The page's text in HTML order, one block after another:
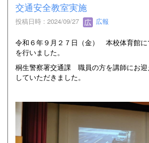
交通安全教室実施
投稿日時 : 2024/09/27 広報
令和６年９月２７日（金） 本校体育館に
を行いました。
桐生警察署交通課 職員の方を講師にお迎
していただきました。